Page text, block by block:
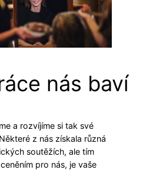
nás baví
a rozvíjíme si tak své
z nás získala různá
soutěžích, ale tím
pro nás, je vaše